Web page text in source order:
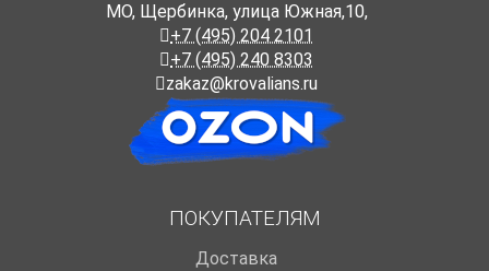
МО, Щербинка, улица Южная,10,
+7 (495) 204 2101
+7 (495) 240 8303
zakaz@krovalians.ru
ПОКУПАТЕЛЯМ
Доставка